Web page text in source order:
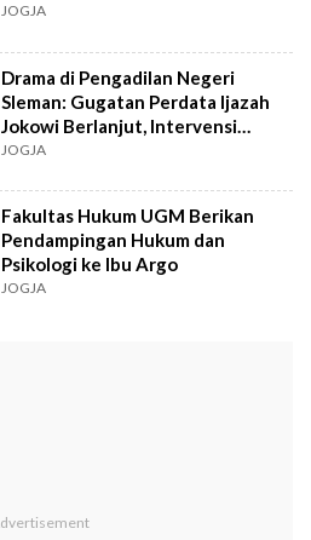
JOGJA
Drama di Pengadilan Negeri
Sleman: Gugatan Perdata Ijazah
Jokowi Berlanjut, Intervensi
Ditolak UGM
JOGJA
Fakultas Hukum UGM Berikan
Pendampingan Hukum dan
Psikologi ke Ibu Argo
JOGJA